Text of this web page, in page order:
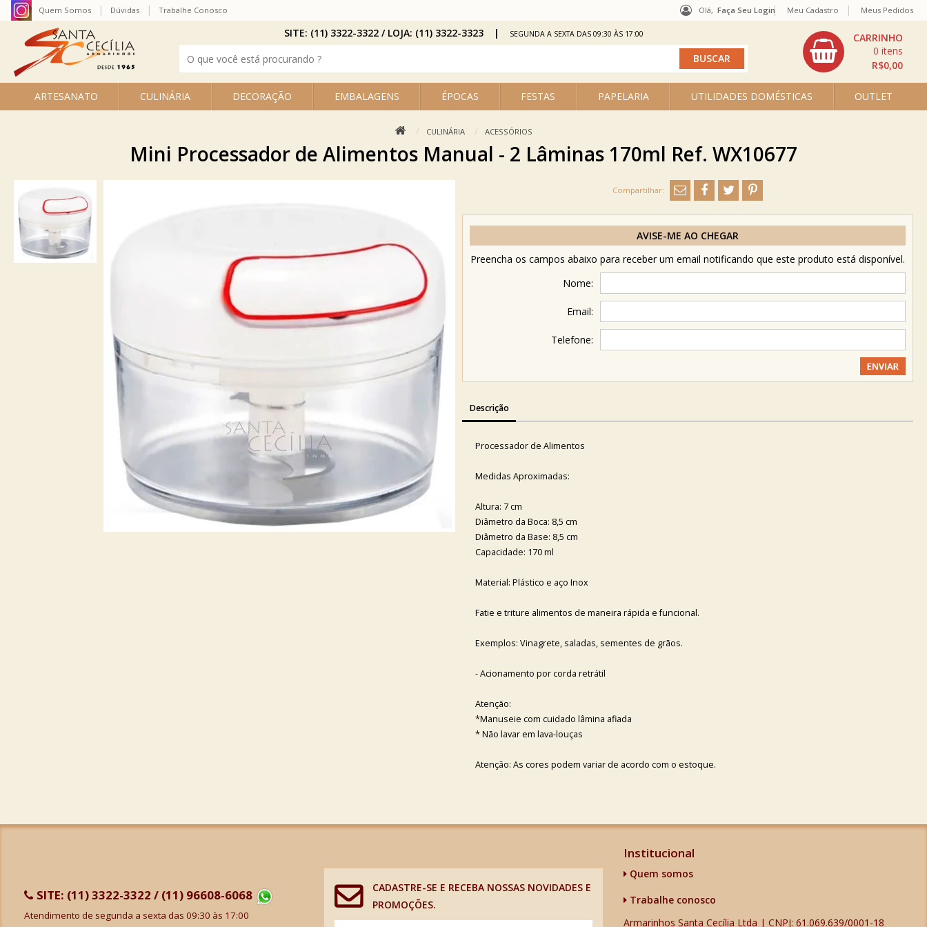
Olá, Faça Seu Login
ARTESANATO CULINÁRIA DECORAÇÃO EMBALAGENS ÉPOCAS FESTAS PAPELARIA UTILIDADES DOMÉSTICAS OUTLET
R$0,00
0
Quem Somos Dúvidas Trabalhe Conosco Meu Cadastro Meus Pedidos
SITE: (11) 3322-3322 / LOJA: (11) 3322-3323 SEGUNDA A SEXTA DAS 09:30 ÀS 17:00
CULINÁRIA ACESSÓRIOS
Mini Processador de Alimentos Manual - 2 Lâminas 170ml Ref. WX10677
AVISE-ME AO CHEGAR
Preencha os campos abaixo para receber um email notificando que este produto está disponível.
Nome:
Email:
Telefone:
Descrição
Processador de Alimentos
Medidas Aproximadas:
Altura: 7 cm
Diâmetro da Boca: 8,5 cm
Diâmetro da Base: 8,5 cm
Capacidade: 170 ml
Material: Plástico e aço Inox
Fatie e triture alimentos de maneira rápida e funcional.
Exemplos: Vinagrete, saladas, sementes de grãos.
- Acionamento por corda retrátil
Atenção:
*Manuseie com cuidado lâmina afiada
* Não lavar em lava-louças
Atenção: As cores podem variar de acordo com o estoque.
SITE: (11) 3322-3322 / (11) 96608-6068
Atendimento de segunda a sexta das 09:30 às 17:00
CADASTRE-SE E RECEBA NOSSAS NOVIDADES E
PROMOÇÕES.
Institucional
Quem somos
Trabalhe conosco
Armarinhos Santa Cecília Ltda | CNPJ: 61.069.639/0001-18